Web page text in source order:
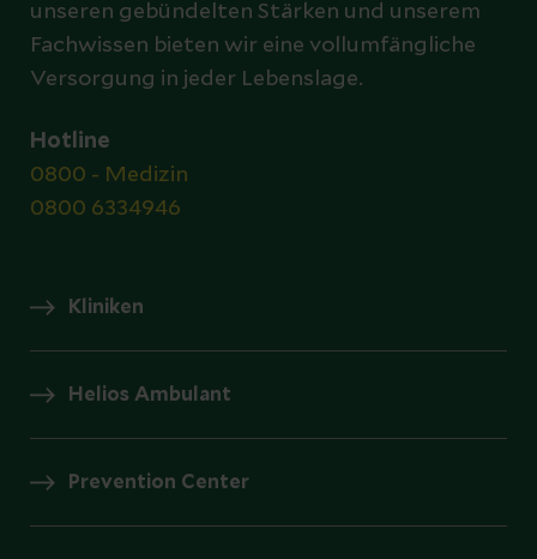
unseren gebündelten Stärken und unserem
Fachwissen bieten wir eine vollumfängliche
Versorgung in jeder Lebenslage.
Hotline
0800 - Medizin
0800 6334946
Kliniken
Helios Ambulant
Prevention Center